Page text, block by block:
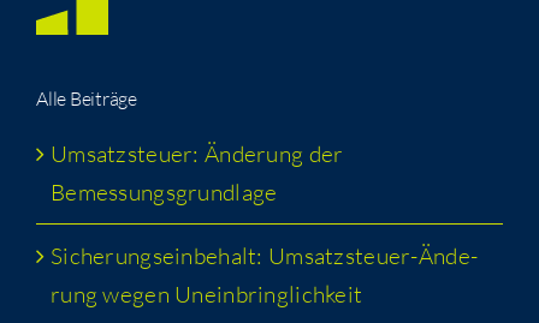
Alle Bei­trä­ge
Umsatz­steu­er: Ände­rung der
Bemessungsgrundlage
Siche­rungs­ein­be­halt: Umsatz­steu­er-Ände­
rung wegen Uneinbringlichkeit